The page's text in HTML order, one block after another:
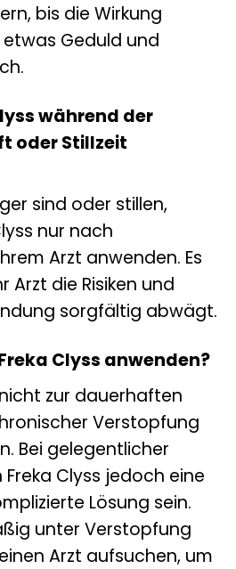
bis die Wirkung
Geduld und
während der
oder Stillzeit
sind oder stillen,
nur nach
Arzt anwenden. Es
Arzt die Risiken und
sorgfältig abwägt.
Clyss anwenden?
zur dauerhaften
Verstopfung
Bei gelegentlicher
Clyss jedoch eine
Lösung sein.
unter Verstopfung
Arzt aufsuchen, um